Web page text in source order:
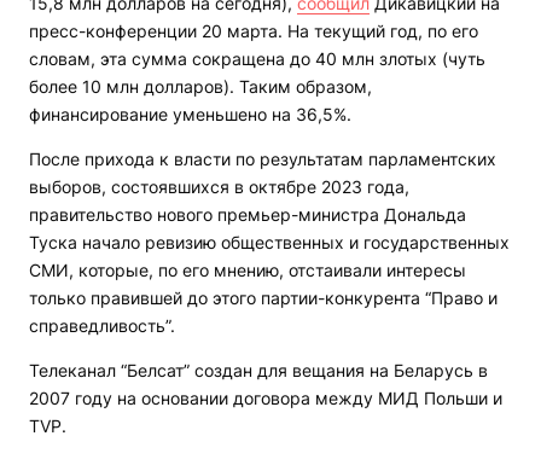
пресс-конференции 20 марта. На текущий год, по его
словам, эта сумма сокращена до 40 млн злотых (чуть
более 10 млн долларов). Таким образом,
финансирование уменьшено на 36,5%.
После прихода к власти по результатам парламентских
выборов, состоявшихся в октябре 2023 года,
правительство нового премьер-министра Дональда
Туска начало ревизию общественных и государственных
СМИ, которые, по его мнению, отстаивали интересы
только правившей до этого партии-конкурента “Право и
справедливость”.
Телеканал “Белсат” создан для вещания на Беларусь в
2007 году на основании договора между МИД Польши и
TVP.